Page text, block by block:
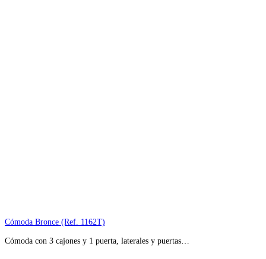
Cómoda Bronce (Ref. 1162T)
Cómoda con 3 cajones y 1 puerta, laterales y puertas…